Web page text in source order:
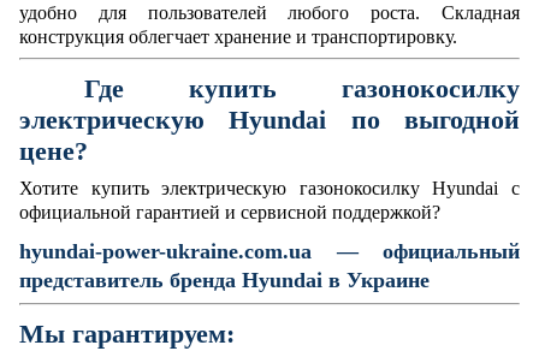
удобно для пользователей любого роста. Складная
конструкция облегчает хранение и транспортировку.
Где купить газонокосилку
электрическую Hyundai по выгодной
цене?
Хотите купить электрическую газонокосилку Hyundai с
официальной гарантией и сервисной поддержкой?
hyundai-power-ukraine.com.ua — официальный
представитель бренда Hyundai в Украине
Мы гарантируем: